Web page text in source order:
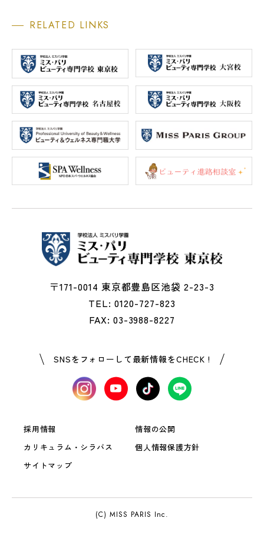
RELATED LINKS
〒171-0014 東京都豊島区池袋 2-23-3
TEL: 0120-727-823
FAX: 03-3988-8227
SNSをフォローして最新情報をCHECK !
採用情報
情報の公開
カリキュラム・シラバス
個人情報保護方針
サイトマップ
(C) MISS PARIS Inc.